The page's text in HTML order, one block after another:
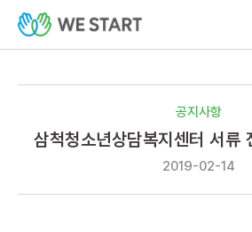
공지사항
삼척청소년상담복지센터 서류
2019-02-14